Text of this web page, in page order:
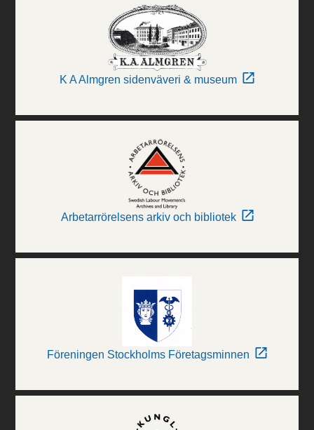
K A Almgren sidenväveri & museum
Arbetarrörelsens arkiv och bibliotek
Föreningen Stockholms Företagsminnen